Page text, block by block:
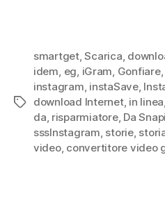
Tag
smartget,Scarica
idem eg iGram Gonfiare,
instagram instaSave,
download Internet, in linea
da risparmiatore, Da
sssInstagram storie,
video, convertitore video